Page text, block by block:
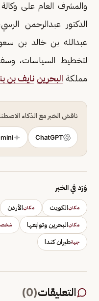
والمشرف العام على وكالة
الدكتور عبدالرحمن
عبدالله بن خالد بن سعود
لتخطيط السياسات،
مملكة البحرين نايف بن
ناقش الخبر مع الذكاء
ChatGPT
وَرَد في الخبر
مكانالكويت مكانالأردن
مكانالبحرين وتوابعها
جهةطيران كندا
التعليقات(
0
)